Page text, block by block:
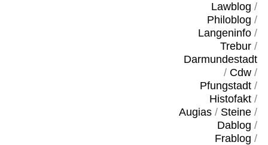
Lawblog /
Philoblog /
Langeninfo/
Trebur/
Darmundestadt
/ Cdw/
Pfungstadt/
Histofakt/
Augias/ Steine/
Dablog /
Frablog /